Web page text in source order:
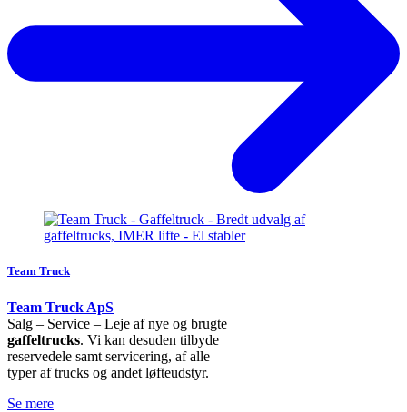
Team Truck
Team Truck ApS
Salg – Service – Leje af nye og brugte
gaffeltrucks. Vi kan desuden tilbyde
reservedele samt servicering, af alle
typer af trucks og andet løfteudstyr.
Se mere